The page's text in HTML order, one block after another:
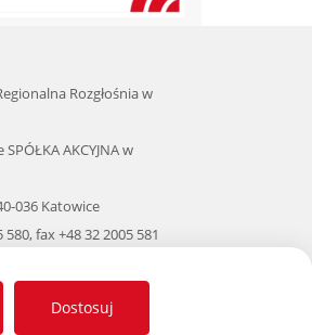
Rozgłośnia w
AKCYJNA w
036 Katowice
580, fax +48 32 2005 581
SA O/Katowice
Dostosuj